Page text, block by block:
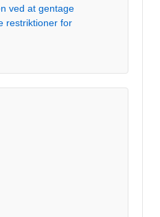
ved at gentage
restriktioner for